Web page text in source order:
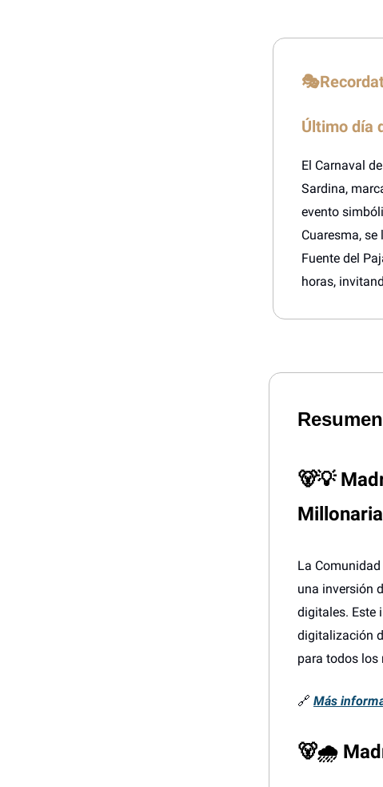
Último día
El Carnaval
Sardina,
evento
Cuaresma,
Fuente del
horas,
🐻💡
La
una inversión
digitales. Este
digitalización
para todos los
🔗 Más
🐻🌧️